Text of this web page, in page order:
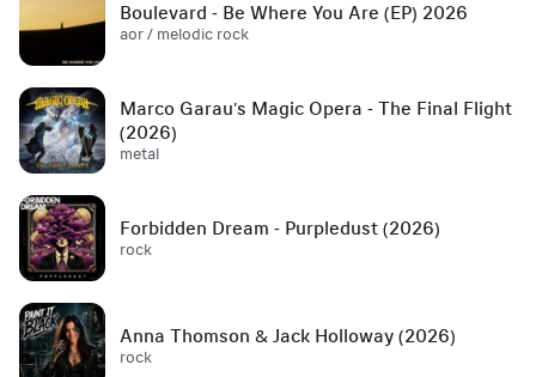
Boulevard - Be Where You Are (EP) 2026
aor / melodic rock
Marco Garau's Magic Opera - The Final Flight
(2026)
metal
Forbidden Dream - Purpledust (2026)
rock
Anna Thomson & Jack Holloway (2026)
rock